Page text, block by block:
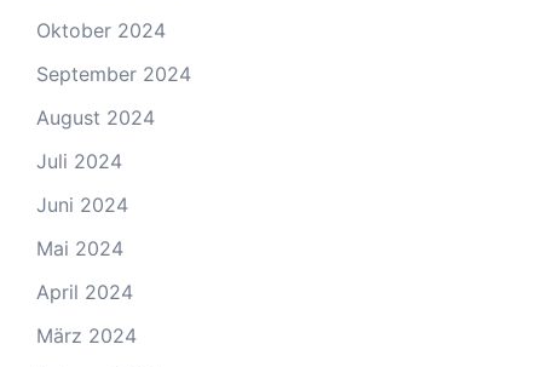
Oktober 2024
September 2024
August 2024
Juli 2024
Juni 2024
Mai 2024
April 2024
März 2024